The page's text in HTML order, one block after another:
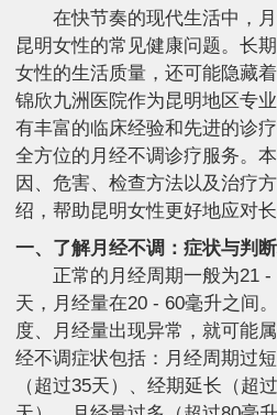
在快节奏的现代生活中，
昆明女性的常见健康问题。长
女性的生活质量，还可能隐藏
锦欣九洲医院作为昆明地区专
有丰富的临床经验和先进的诊
全方位的月经不调诊疗服务。
因、危害、检查方法以及治疗
绍，帮助昆明女性更好地应对
一、了解月经不调：症状与判
正常的月经周期一般为21
天，月经量在20 - 60毫升之间
度、月经量出现异常，就可能
经不调症状包括：月经周期过
（超过35天）、经期延长（超